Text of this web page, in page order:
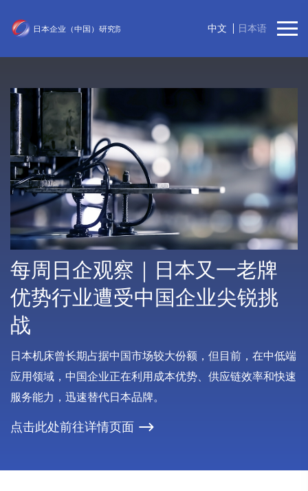
中文 日本语
每周日企观察｜日本又一老牌
优势行业遭受中国企业尖锐挑
战
日本机床曾长期占据中国市场较大份额，但目前，在中低端
应用领域，中国企业正在利用成本优势、供应链效率和快速
服务能力，迅速替代日本品牌。
点击此处前往详情页面